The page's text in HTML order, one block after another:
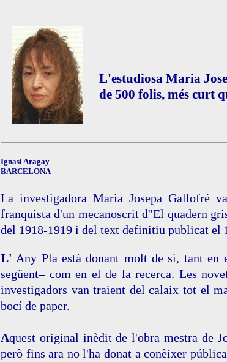
L'estudiosa Maria
de 500 folis, més curt
Ignasi Aragay
BARCELONA
La investigadora Maria Josepa Gallofré
franquista d'un mecanoscrit d''El quadern
del 1918-1919 i del text definitiu publicat el
L' Any Pla està donant molt de si, tant
següent– com en el de la recerca. Les
investigadors van traient del calaix tot el
bocí de paper.
Aquest original inèdit de l'obra mestra de
però fins ara no l'ha donat a conèixer